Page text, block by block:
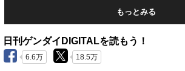
もっとみる
日刊ゲンダイDIGITALを読もう！
6.6万 18.5万